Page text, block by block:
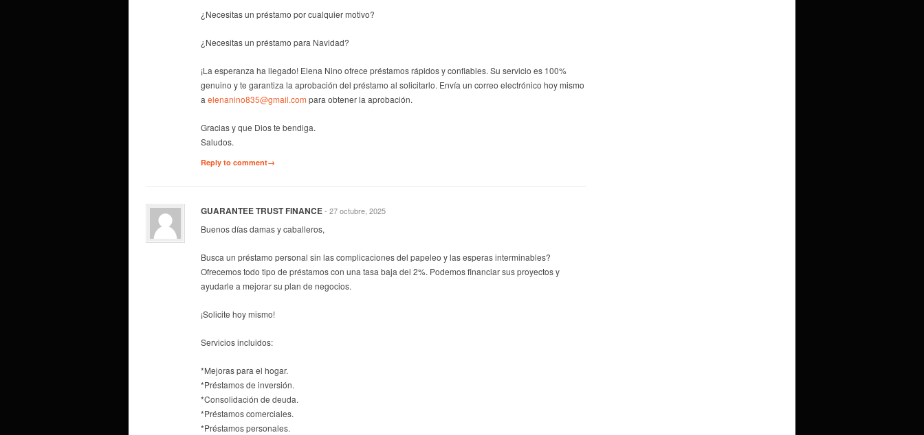
¿Necesitas un préstamo por cualquier motivo?
¿Necesitas un préstamo para Navidad?
¡La esperanza ha llegado! Elena Nino ofrece préstamos rápidos y confiables. Su servicio es 100%
genuino y te garantiza la aprobación del préstamo al solicitarlo. Envía un correo electrónico hoy mismo
a elenanino835@gmail.compara obtener la aprobación.
Gracias y que Dios te bendiga.
Saludos.
Reply to comment→
GUARANTEE TRUST FINANCE- 27 octubre, 2025
Buenos días damas y caballeros,
Busca un préstamo personal sin las complicaciones del papeleo y las esperas interminables?
Ofrecemos todo tipo de préstamos con una tasa baja del 2%. Podemos financiar sus proyectos y
ayudarle a mejorar su plan de negocios.
¡Solicite hoy mismo!
Servicios incluidos:
*Mejoras para el hogar.
*Préstamos de inversión.
*Consolidación de deuda.
*Préstamos comerciales.
*Préstamos personales.